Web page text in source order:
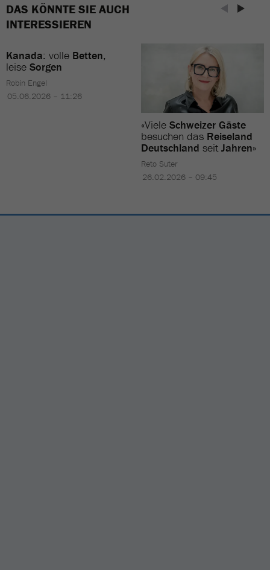
DAS KÖNNTE SIE AUCH
INTERESSIEREN
Kanada: volle Betten,
leise Sorgen
Robin Engel
05.06.2026 – 11:26
«Viele Schweizer Gäste
besuchen das Reiseland
Deutschland seit Jahren»
Reto Suter
26.02.2026 – 09:45